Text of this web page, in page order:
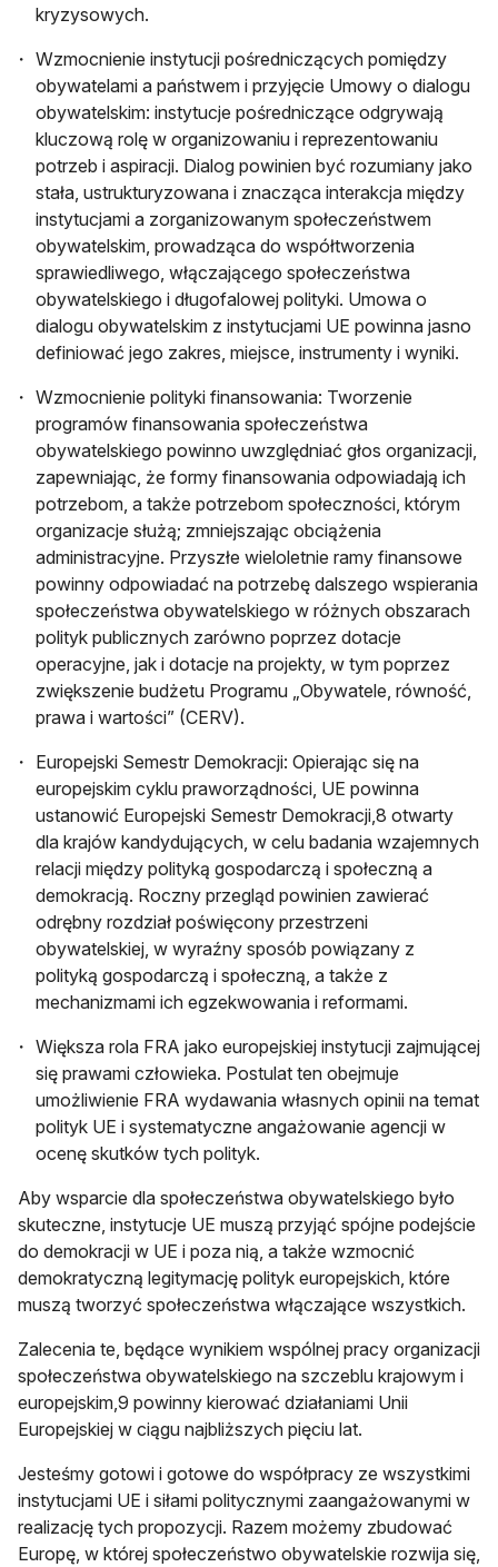
kryzysowych.
Wzmocnienie instytucji pośredniczących pomiędzy
obywatelami a państwem i przyjęcie Umowy o dialogu
obywatelskim: instytucje pośredniczące odgrywają
kluczową rolę w organizowaniu i reprezentowaniu
potrzeb i aspiracji. Dialog powinien być rozumiany jako
stała, ustrukturyzowana i znacząca interakcja między
instytucjami a zorganizowanym społeczeństwem
obywatelskim, prowadząca do współtworzenia
sprawiedliwego, włączającego społeczeństwa
obywatelskiego i długofalowej polityki. Umowa o
dialogu obywatelskim z instytucjami UE powinna jasno
definiować jego zakres, miejsce, instrumenty i wyniki.
Wzmocnienie polityki finansowania: Tworzenie
programów finansowania społeczeństwa
obywatelskiego powinno uwzględniać głos organizacji,
zapewniając, że formy finansowania odpowiadają ich
potrzebom, a także potrzebom społeczności, którym
organizacje służą; zmniejszając obciążenia
administracyjne. Przyszłe wieloletnie ramy finansowe
powinny odpowiadać na potrzebę dalszego wspierania
społeczeństwa obywatelskiego w różnych obszarach
polityk publicznych zarówno poprzez dotacje
operacyjne, jak i dotacje na projekty, w tym poprzez
zwiększenie budżetu Programu „Obywatele, równość,
prawa i wartości” (CERV).
Europejski Semestr Demokracji: Opierając się na
europejskim cyklu praworządności, UE powinna
ustanowić Europejski Semestr Demokracji,8 otwarty
dla krajów kandydujących, w celu badania wzajemnych
relacji między polityką gospodarczą i społeczną a
demokracją. Roczny przegląd powinien zawierać
odrębny rozdział poświęcony przestrzeni
obywatelskiej, w wyraźny sposób powiązany z
polityką gospodarczą i społeczną, a także z
mechanizmami ich egzekwowania i reformami.
Większa rola FRA jako europejskiej instytucji zajmującej
się prawami człowieka. Postulat ten obejmuje
umożliwienie FRA wydawania własnych opinii na temat
polityk UE i systematyczne angażowanie agencji w
ocenę skutków tych polityk.
Aby wsparcie dla społeczeństwa obywatelskiego było
skuteczne, instytucje UE muszą przyjąć spójne podejście
do demokracji w UE i poza nią, a także wzmocnić
demokratyczną legitymację polityk europejskich, które
muszą tworzyć społeczeństwa włączające wszystkich.
Zalecenia te, będące wynikiem wspólnej pracy organizacji
społeczeństwa obywatelskiego na szczeblu krajowym i
europejskim,9 powinny kierować działaniami Unii
Europejskiej w ciągu najbliższych pięciu lat.
Jesteśmy gotowi i gotowe do współpracy ze wszystkimi
instytucjami UE i siłami politycznymi zaangażowanymi w
realizację tych propozycji. Razem możemy zbudować
Europę, w której społeczeństwo obywatelskie rozwija się,